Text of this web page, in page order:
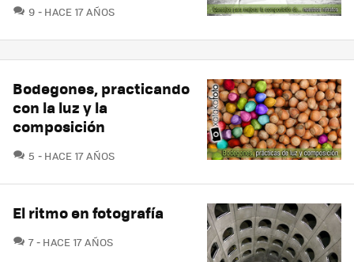
9 COMENTARIOS
HACE 17 AÑOS
Bodegones, practicando
con la luz y la
composición
5 COMENTARIOS
HACE 17 AÑOS
El ritmo en fotografía
7COMENTARIOS
HACE 17 AÑOS